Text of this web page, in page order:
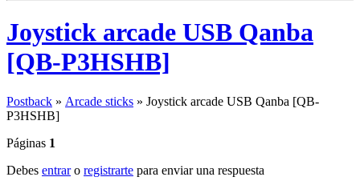
Joystick arcade USB Qanba
[QB-P3HSHB]
Postback » Arcade sticks » Joystick arcade USB Qanba [QB-
P3HSHB]
Páginas 1
Debes entraro registrarte para enviar una respuesta